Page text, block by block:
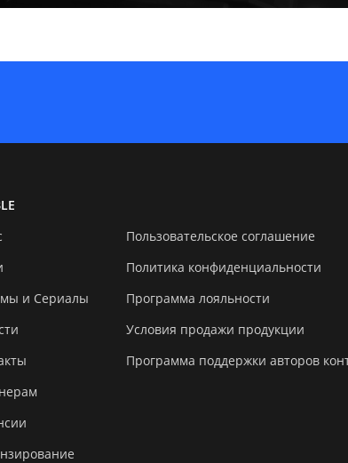
и Сериалы
Пользовательское соглашение
Политика конфиденциальности
Программа лояльности
Условия продажи продукции
Программа поддержки авторов